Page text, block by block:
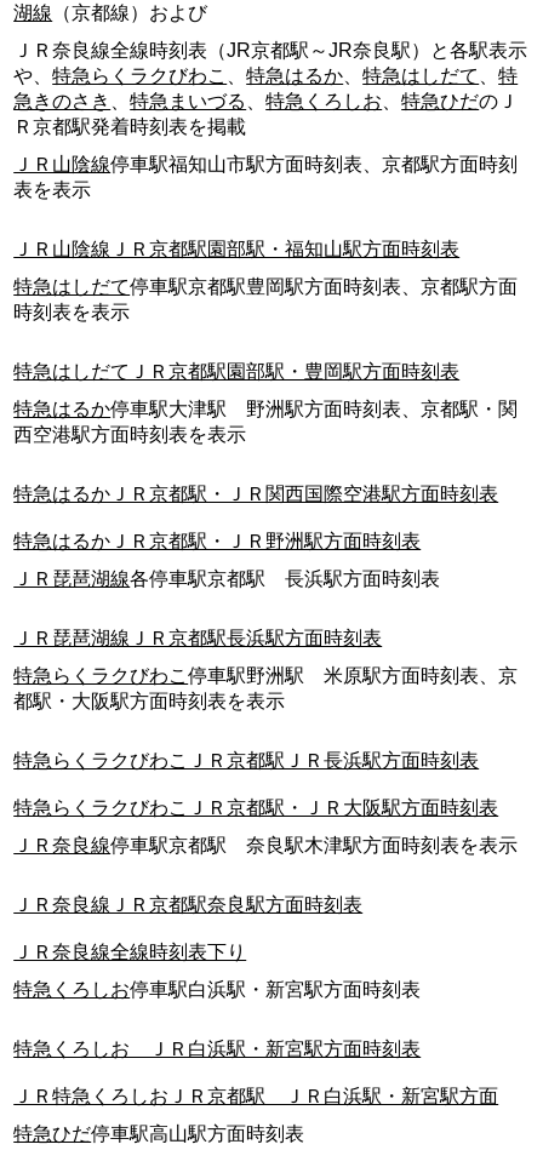
湖線 （京都線）および
ＪＲ奈良線全線時刻表（JR京都駅～JR奈良駅）と各駅表示
や、特急らくラクびわこ 、特急はるか 、特急はしだて 、特
急きのさき
、特急まいづる 、特急くろしお 、特急ひだのＪ
Ｒ京都駅発着時刻表を掲載
ＪＲ山陰線停車駅福知山市駅方面時刻表、京都駅方面時刻
表を表示
ＪＲ山陰線ＪＲ京都駅園部駅・福知山駅方面時刻表
特急はしだて停車駅京都駅豊岡駅方面時刻表、京都駅方面
時刻表を表示
特急はしだてＪＲ京都駅園部駅・豊岡駅方面時刻表
特急はるか停車駅大津駅 野洲駅方面時刻表、京都駅・関
西空港駅方面時刻表を表示
特急はるかＪＲ京都駅・ＪＲ関西国際空港駅方面時刻表
特急はるかＪＲ京都駅・ＪＲ野洲駅方面時刻表
ＪＲ琵琶湖線各停車駅京都駅 長浜駅方面時刻表
ＪＲ琵琶湖線ＪＲ京都駅長浜駅方面時刻表
特急らくラクびわこ停車駅野洲駅 米原駅方面時刻表、京
都駅・大阪駅方面時刻表を表示
特急らくラクびわこＪＲ京都駅ＪＲ長浜駅方面時刻表
特急らくラクびわこＪＲ京都駅・ＪＲ大阪駅方面時刻表
ＪＲ奈良線停車駅京都駅 奈良駅木津駅方面時刻表を表示
ＪＲ奈良線ＪＲ京都駅奈良駅方面時刻表
ＪＲ奈良線全線時刻表下り
特急くろしお停車駅白浜駅・新宮駅方面時刻表
特急くろしお ＪＲ白浜駅・新宮駅方面時刻表
ＪＲ特急くろしおＪＲ京都駅 ＪＲ白浜駅・新宮駅方面
特急ひだ停車駅高山駅方面時刻表